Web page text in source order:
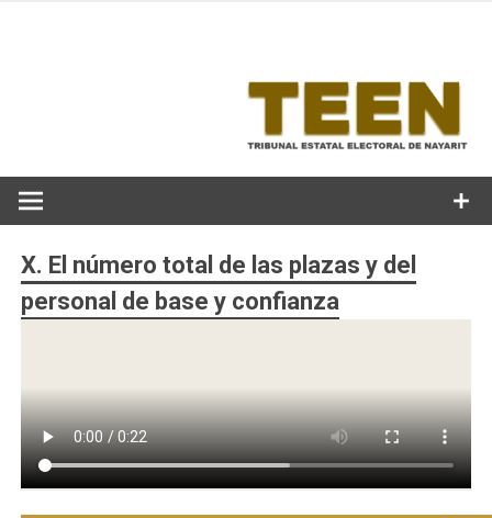
X. El número total de las plazas y del
personal de base y confianza